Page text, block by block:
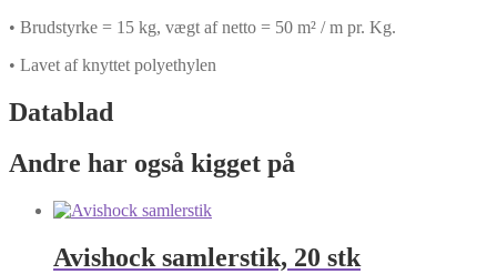
• Brudstyrke = 15 kg, vægt af netto = 50 m² / m pr. Kg.
• Lavet af knyttet polyethylen
Datablad
Andre har også kigget på
Avishock samlerstik, 20 stk